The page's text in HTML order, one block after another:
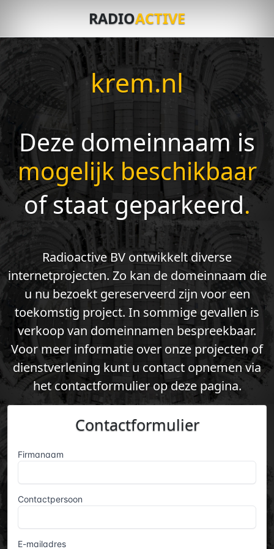
RADIOACTIVE
krem.nl
Deze domeinnaam is
mogelijk beschikbaar
of staat geparkeerd.
Radioactive BV ontwikkelt diverse
internetprojecten. Zo kan de domeinnaam die
u nu bezoekt gereserveerd zijn voor een
toekomstig project. In sommige gevallen is
verkoop van domeinnamen bespreekbaar.
Voor meer informatie over onze projecten of
dienstverlening kunt u contact opnemen via
het contactformulier op deze pagina.
Contactformulier